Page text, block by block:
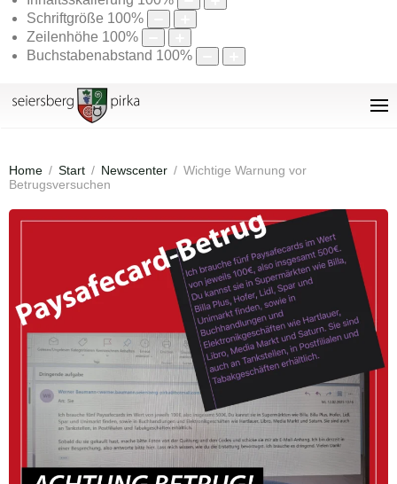
Schriftgröße 100%
Zeilenhöhe 100%
Buchstabenabstand 100%
Home Start Newscenter
Wichtige Warnung vor
Betrugsversuchen